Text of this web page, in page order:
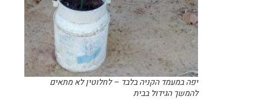
יפה במעמד הקניה בלבד – לחלוטין לא מתאים
להמשך הגידול בבית